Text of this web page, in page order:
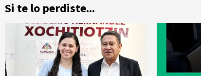
Si te lo perdiste...